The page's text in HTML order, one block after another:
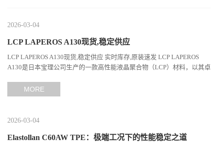
2026-03-04
LCP LAPEROS A130现货,稳定供应
LCP LAPEROS A130现货,稳定供应 实时库存,原装速发 LCP LAPEROS
A130是日本宝理公司生产的一款高性能液晶聚合物（LCP）材料，以其卓
MORE
2026-03-04
Elastollan C60AW TPE：极端工况下的性能稳定之道